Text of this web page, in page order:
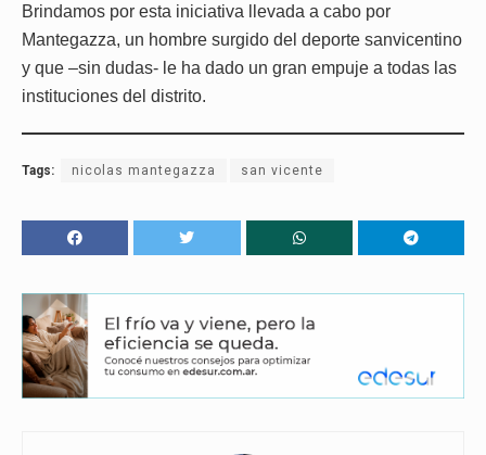
Brindamos por esta iniciativa llevada a cabo por
Mantegazza, un hombre surgido del deporte sanvicentino
y que –sin dudas- le ha dado un gran empuje a todas las
instituciones del distrito.
Tags: nicolas mantegazza san vicente